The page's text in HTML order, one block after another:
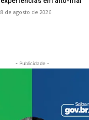
8 de agosto de 2026
- Publicidade -